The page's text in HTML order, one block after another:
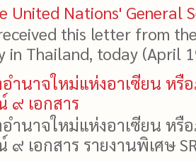
United Nations' General
this letter from
in Thailand, today (April
อำนาจใหม่แห่งอาเซียน ห
๙ เอกสาร
อำนาจใหม่แห่งอาเซียน ห
เอกสาร รายงานพิเศษ